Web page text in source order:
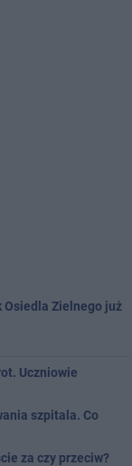
Osiedla Zielnego już
Uczniowie
szpitala. Co
za czy przeciw?